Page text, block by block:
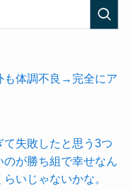
も体調不良→完全にア
失敗したと思う3つ
が勝ち組で幸せなん
いじゃないかな。